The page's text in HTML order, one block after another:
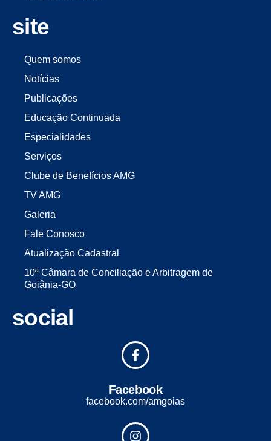
site
Quem somos
Notícias
Publicações
Educação Continuada
Especialidades
Serviços
Clube de Benefícios AMG
TV AMG
Galeria
Fale Conosco
Atualização Cadastral
10ª Câmara de Conciliação e Arbitragem de
Goiânia-GO
social
Facebook
facebook.com/amgoias